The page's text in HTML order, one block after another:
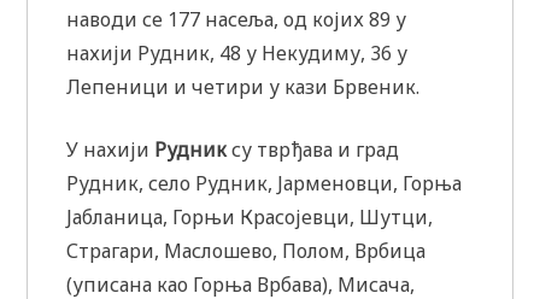
наводи се 177 насеља, од којих 89 у
нахији Рудник, 48 у Некудиму, 36 у
Лепеници и четири у кази Брвеник.
У нахији Рудниксу тврђава и град
Рудник, село Рудник, Јарменовци, Горња
Јабланица, Горњи Красојевци, Шутци,
Страгари, Маслошево, Полом, Врбица
(уписана као Горња Врбава), Мисача,